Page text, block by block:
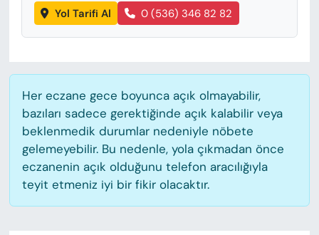
Yol Tarifi Al 0 (536) 346 82 82
Her eczane gece boyunca açık olmayabilir,
bazıları sadece gerektiğinde açık kalabilir veya
beklenmedik durumlar nedeniyle nöbete
gelemeyebilir. Bu nedenle, yola çıkmadan önce
eczanenin açık olduğunu telefon aracılığıyla
teyit etmeniz iyi bir fikir olacaktır.
KÜLTÜR-SANAT
YAZAR KÖŞESİ
SİYASET
VAN VE DİYARBAKIR HABERLERİ